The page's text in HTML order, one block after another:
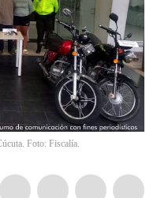
Foto: Fiscalía.